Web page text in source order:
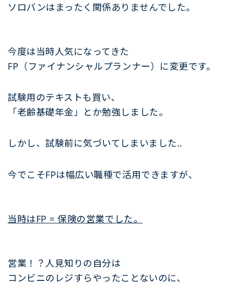
ソロバンはまったく関係ありませんでした。
今度は当時人気になってきた
FP（ファイナンシャルプランナー）に変更です。
試験用のテキストも買い、
「老齢基礎年金」とか勉強しました。
しかし、試験前に気づいてしまいました..
今でこそFPは幅広い職種で活用できますが、
当時はFP = 保険の営業でした。
営業！？人見知りの自分は
コンビニのレジすらやったことないのに、